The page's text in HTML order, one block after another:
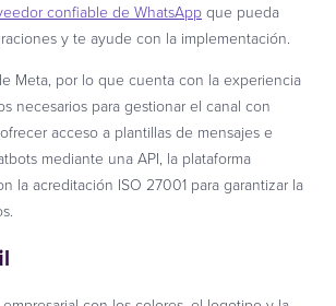
confiable de WhatsAppque pueda
y te ayude con la implementación.
Meta, por lo que cuenta con la experiencia
necesarios para gestionar el canal con
acceso a plantillas de mensajes e
mediante una API, la plataforma
la acreditación ISO 27001 para garantizar la